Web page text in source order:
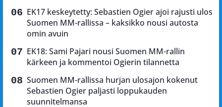
EK17 keskeytetty: Sebastien Ogier ajoi rajusti ulos
Suomen MM-rallissa – kaksikko nousi autosta
omin avuin
EK18: Sami Pajari nousi Suomen MM-rallin
kärkeen ja kommentoi Ogierin tilannetta
Suomen MM-rallissa hurjan ulosajon kokenut
Sebastien Ogier paljasti loppukauden
suunnitelmansa